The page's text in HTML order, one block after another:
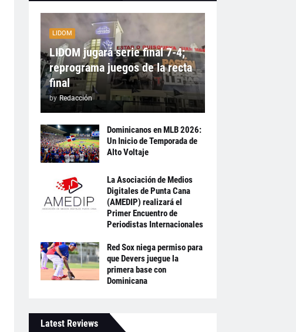
LIDOM
LIDOM jugará serie final 7-4;
reprograma juegos de la recta
final
by Redacción
Dominicanos en MLB 2026:
Un Inicio de Temporada de
Alto Voltaje
La Asociación de Medios
Digitales de Punta Cana
(AMEDIP) realizará el
Primer Encuentro de
Periodistas Internacionales
Red Sox niega permiso para
que Devers juegue la
primera base con
Dominicana
Latest Reviews